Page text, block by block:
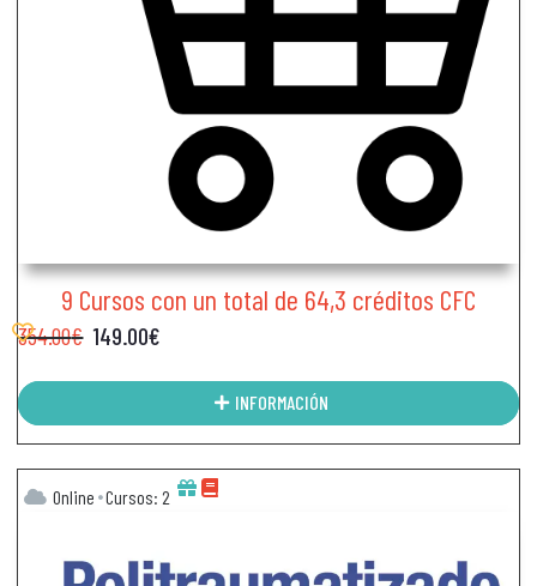
9 Cursos con un total de 64,3 créditos CFC
354.00€ 149.00€
INFORMACIÓN
Online Cursos: 2